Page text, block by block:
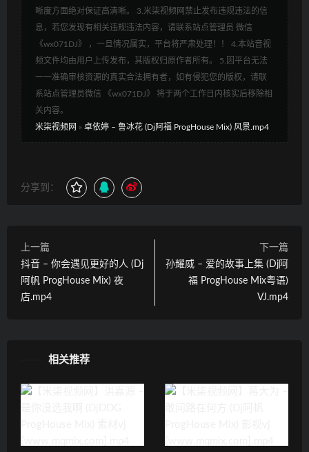
晰度方面绝对保证高清晰。 3.米柒视频网禁止发布违规违法的信
息，若您发现有相关违规违法内容，请联系站点管理员 微信
《wx071DJ》 ，一旦情况属实，平台将严肃处理！！ 4.本站音视
频文件均由用户上传发布，其版权归原作者所有。 5.因平台无法
一一准确审核资源的真实合法拥有者，如有侵犯您的版权，请联
系站点管理员微信 《wx071DJ》 将于两个工作日内核实后移除相
关内容。
米柒视频网 » 卓依婷 – 鲁冰花 (Dj阿福 ProgHouse Mix) 风景.mp4
分享到：
上一篇
抖音 – 你会遇见更好的人 (Dj
阿帆 ProgHouse Mix) 夜
店.mp4
下一篇
孙耀威 – 爱的故事上集 (Dj阿
福 ProgHouse Mix粤语)
VJ.mp4
相关推荐